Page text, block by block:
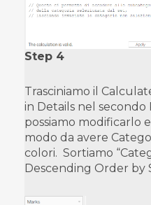
Step 4
Trasciniamo il
in Details nel
possiamo modificarlo
modo da avere
colori. Sortiamo
Descending Order by